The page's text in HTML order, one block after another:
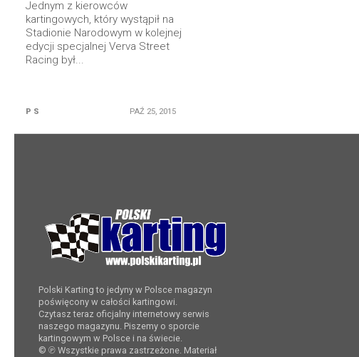
Jednym z kierowców
kartingowych, który wystąpił na
Stadionie Narodowym w kolejnej
edycji specjalnej Verva Street
Racing był...
P S PAŹ 25, 2015
Polski Karting to jedyny w Polsce magazyn
poświęcony w całości kartingowi.
Czytasz teraz oficjalny internetowy serwis
naszego magazynu. Piszemy o sporcie
kartingowym w Polsce i na świecie.
© ℗ Wszystkie prawa zastrzeżone. Materiał